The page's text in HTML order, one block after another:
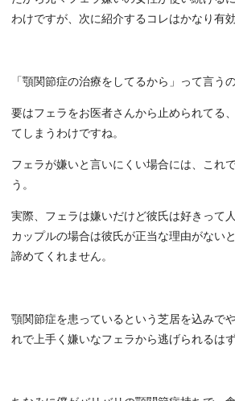
わけですが、次に紹介するコレはかなり有効
「顎関節症の治療をしてるから」って言うの
要はフェラをお医者さんから止められてる
てしまうわけですね。
フェラが嫌いと言いにくい場合には、これ
う。
実際、フェラは嫌いだけど彼氏は好きって
カップルの場合は彼氏が正当な理由がない
諦めてくれません。
顎関節症を患っているという芝居を込みで
れで上手く嫌いなフェラから逃げられるはず